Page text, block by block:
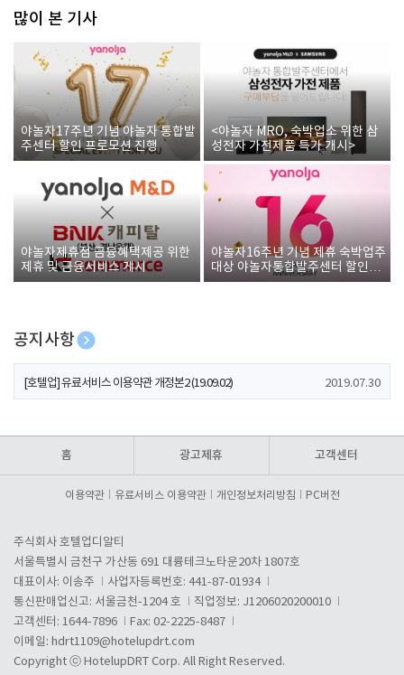
많이 본 기사
야놀자17주년 기념 야놀자 통합발
주센터 할인 프로모션 진행
<야놀자 MRO, 숙박업소 위한 삼
성전자 가전제품 특가 개시>
야놀자제휴점 금융혜택제공 위한
제휴 및 금융서비스 게시
야놀자16주년 기념 제휴 숙박업주
대상 야놀자통합발주센터 할인쿠
폰 증정
공지사항
[호텔업] 개인정보 처리방침 개정본1 (19.09.02)
[호텔업] 유료서비스 이용약관 개정본2 (19.09.02) 2019.07.30
홈 광고제휴 고객센터
이용약관 유료서비스 이용약관 개인정보처리방침 PC버전
주식회사 호텔업디알티
서울특별시 금천구 가산동 691 대륭테크노타운20차 1807호
대표이사: 이송주
사업자등록번호: 441-87-01934
통신판매업신고: 서울금천-1204 호
직업정보: J1206020200010
고객센터: 1644-7896
Fax: 02-2225-8487
이메일: hdrt1109@hotelupdrt.com
Copyright ⓒ HotelupDRT Corp. All Right Reserved.